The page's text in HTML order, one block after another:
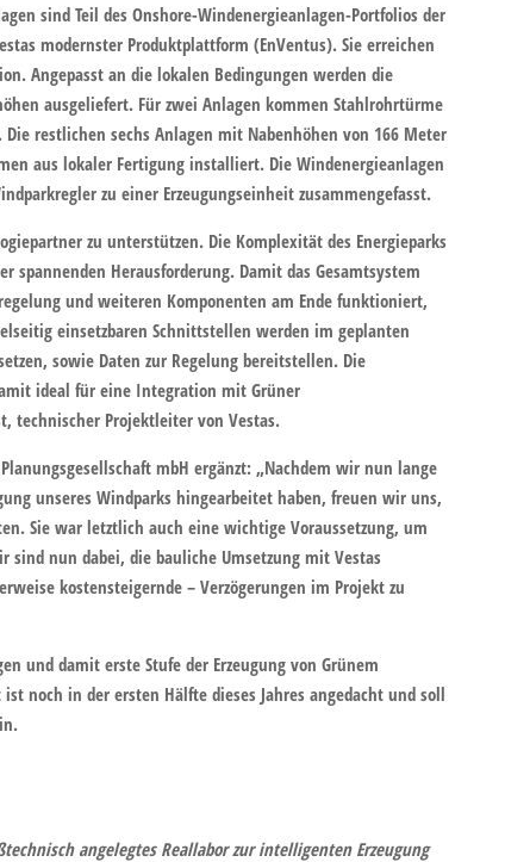
sind Teil des Onshore-Windenergieanlagen-Portfolios der
modernster Produktplattform (EnVentus). Sie erreichen
Angepasst an die lokalen Bedingungen werden die
ausgeliefert. Für zwei Anlagen kommen Stahlrohrtürme
restlichen sechs Anlagen mit Nabenhöhen von 166 Meter
aus lokaler Fertigung installiert. Die Windenergieanlagen
zu einer Erzeugungseinheit zusammengefasst.
zu unterstützen. Die Komplexität des Energieparks
spannenden Herausforderung. Damit das Gesamtsystem
und weiteren Komponenten am Ende funktioniert,
einsetzbaren Schnittstellen werden im geplanten
sowie Daten zur Regelung bereitstellen. Die
ideal für eine Integration mit Grüner
technischer Projektleiter von Vestas.
mbH ergänzt: „Nachdem wir nun lange
unseres Windparks hingearbeitet haben, freuen wir uns,
Sie war letztlich auch eine wichtige Voraussetzung, um
sind nun dabei, die bauliche Umsetzung mit Vestas
kostensteigernde – Verzögerungen im Projekt zu
und damit erste Stufe der Erzeugung von Grünem
noch in der ersten Hälfte dieses Jahres angedacht und soll
angelegtes Reallabor zur intelligenten Erzeugung